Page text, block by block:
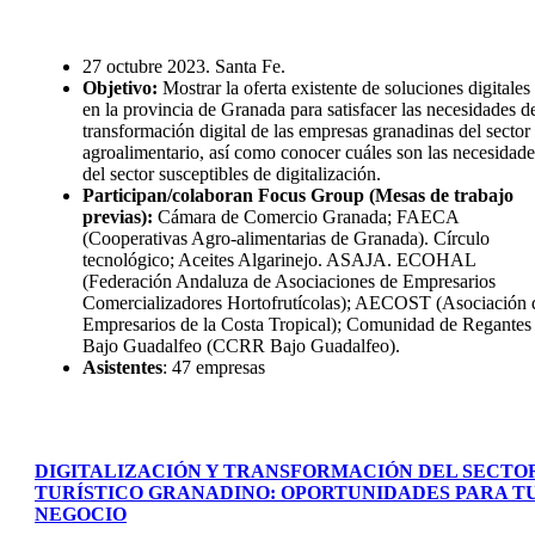
27 octubre 2023. Santa Fe.
Objetivo: Mostrar la oferta existente de soluciones digitales
en la provincia de Granada para satisfacer las necesidades
transformación digital de las empresas granadinas del sector
agroalimentario, así como conocer cuáles son las
del sector susceptibles de digitalización.
Participan/colaboran Focus Group (Mesas de trabajo
previas): Cámara de Comercio Granada; FAECA
(Cooperativas Agro-alimentarias de Granada). Círculo
tecnológico; Aceites Algarinejo. ASAJA. ECOHAL
(Federación Andaluza de Asociaciones de Empresarios
Comercializadores Hortofrutícolas); AECOST (Asociación
Empresarios de la Costa Tropical); Comunidad de Regantes
Bajo Guadalfeo (CCRR Bajo Guadalfeo).
Asistentes: 47 empresas
DIGITALIZACIÓN Y TRANSFORMACIÓN DEL
TURÍSTICO GRANADINO: OPORTUNIDADES PARA
NEGOCIO